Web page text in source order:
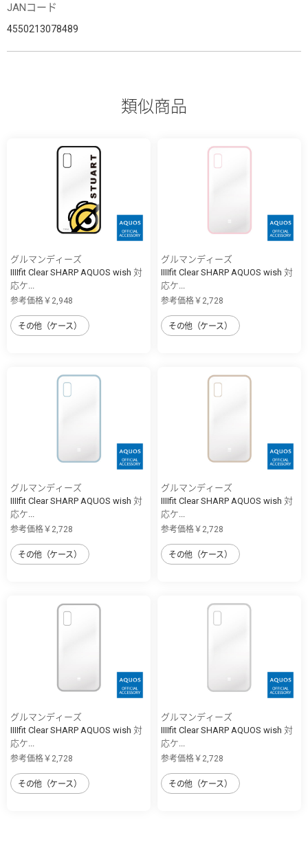
JANコード
4550213078489
類似商品
グルマンディーズ
IIIIfit Clear SHARP AQUOS wish 対
応ケ...
参考価格￥2,948
その他（ケース）
グルマンディーズ
IIIIfit Clear SHARP AQUOS wish 対
応ケ...
参考価格￥2,728
その他（ケース）
グルマンディーズ
IIIIfit Clear SHARP AQUOS wish 対
応ケ...
参考価格￥2,728
その他（ケース）
グルマンディーズ
IIIIfit Clear SHARP AQUOS wish 対
応ケ...
参考価格￥2,728
その他（ケース）
グルマンディーズ
IIIIfit Clear SHARP AQUOS wish 対
応ケ...
参考価格￥2,728
その他（ケース）
グルマンディーズ
IIIIfit Clear SHARP AQUOS wish 対
応ケ...
参考価格￥2,728
その他（ケース）